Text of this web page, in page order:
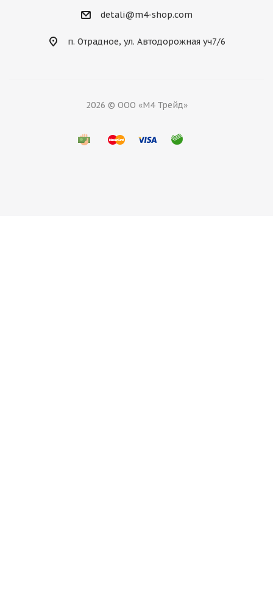
detali@m4-shop.com
п. Отрадное, ул. Автодорожная уч7/6
2026 © ООО «М4 Трейд»